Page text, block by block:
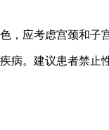
，应考虑宫颈和
病。建议患者禁止